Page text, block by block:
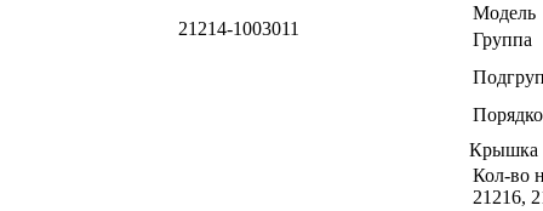
21214-1003011
Модель
Группа
Крышка
Кол-во
21216,